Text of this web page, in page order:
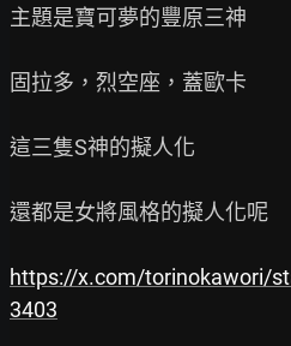
主題是寶可夢的豐原三神
固拉多，烈空座，蓋歐卡
這三隻S神的擬人化
還都是女將風格的擬人化呢
https://x.com/torinokawori/
3403